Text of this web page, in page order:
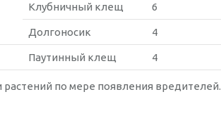
Клубничный клещ 6
Долгоносик 4
Паутинный клещ 4
по мере появления вредителей.